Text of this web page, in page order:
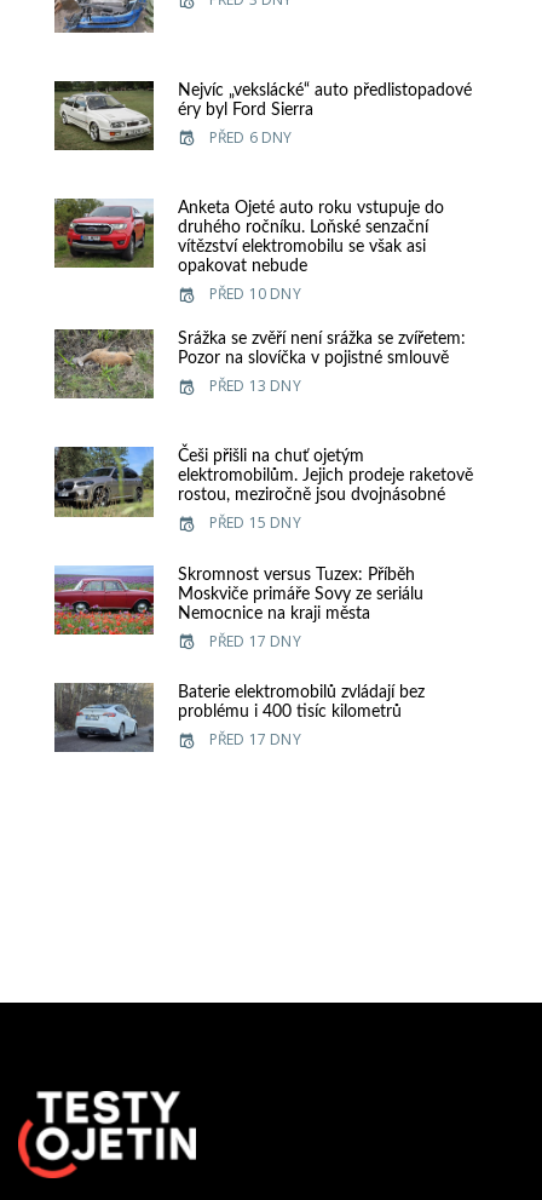
Nejvíc „vekslácké“ auto předlistopadové
éry byl Ford Sierra
PŘED 6 DNY
Anketa Ojeté auto roku vstupuje do
druhého ročníku. Loňské senzační
vítězství elektromobilu se však asi
opakovat nebude
PŘED 10 DNY
Srážka se zvěří není srážka se zvířetem:
Pozor na slovíčka v pojistné smlouvě
PŘED 13 DNY
Češi přišli na chuť ojetým
elektromobilům. Jejich prodeje raketově
rostou, meziročně jsou dvojnásobné
PŘED 15 DNY
Skromnost versus Tuzex: Příběh
Moskviče primáře Sovy ze seriálu
Nemocnice na kraji města
PŘED 17 DNY
Baterie elektromobilů zvládají bez
problému i 400 tisíc kilometrů
PŘED 17 DNY